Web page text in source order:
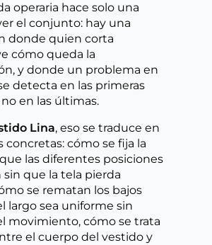
operaria hace solo una
el conjunto: hay una
donde quien corta
cómo queda la
y donde un problema en
detecta en las primeras
en las últimas.
Lina, eso se traduce en
concretas: cómo se fija la
las diferentes posiciones
que la tela pierda
se rematan los bajos
largo sea uniforme sin
movimiento, cómo se trata
el cuerpo del vestido y